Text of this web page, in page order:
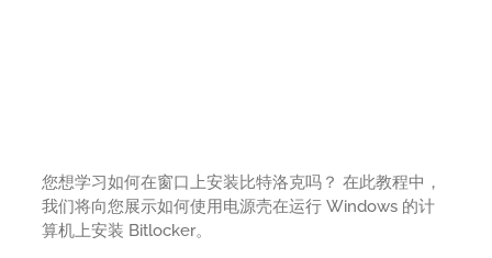
您想学习如何在窗口上安装比特洛克吗？ 在此教程中，
我们将向您展示如何使用电源壳在运行 Windows 的计
算机上安装 Bitlocker。